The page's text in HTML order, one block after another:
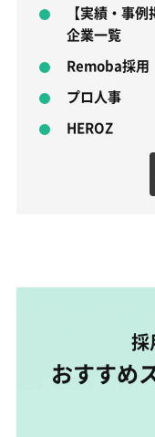
【実績・事
企業一覧
Remoba採用
プロ人事
HEROZ
採
おすすめ